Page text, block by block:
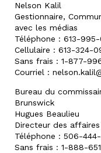
Nelson Kalil
Gestionnaire,
avec les médias
Téléphone : 613-995-
Cellulaire : 613-324-
Sans frais : 1-877-
Courriel :
Bureau du
Brunswick
Hugues Beaulieu
Directeur des
Téléphone : 506-
Sans frais : 1-888-